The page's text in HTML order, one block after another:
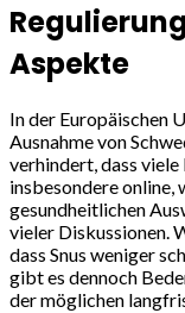
Aspekte
In der Europäischen
Ausnahme von
verhindert, dass viele
insbesondere online,
gesundheitlichen
vieler Diskussionen.
dass Snus weniger
gibt es dennoch
der möglichen